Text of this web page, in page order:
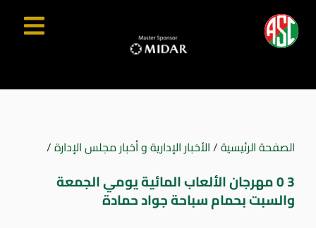
الصفحة الرئيسية/الأخبار الإدارية و أخبار مجلس الإدارة/
3 0 مهرجان الألعاب المائية يومي الجمعة
والسبت بحمام سباحة جواد حمادة